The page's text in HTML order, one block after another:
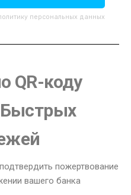
персональных данных
QR-коду
пожертвование
вашего банка